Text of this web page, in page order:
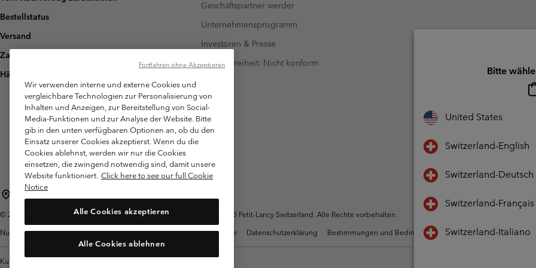
Bestellstatus
Versand
Zahlung
Häufig gestellte Fragen
Geschäftspartner werder
Unternehmensprogramm
Investoren & Presse
Barrierefreiheit: Nicht konform
Schweiz (Deutsch)
© 2026
Columbia Sportswear Company. Avenue des Morgines, 12 1213 Petit-Lancy Switzerland. Alle Rechte vorbehalten.
Nutzungsbedingungen
Allgemeine Verkaufsbedingungen Garantie Datenschutzerklärung Bestimmungen und Bedingungen des Mitglieder Programms
Kundenservice: Mo- Fr. 9:00 - 13:00 & 14:00- 18:00 Uhr
Wir verwenden interne und externe Cookies und
vergleichbare Technologien zur Personalisierung von
Inhalten und Anzeigen, zur Bereitstellung von Social-
Media-Funktionen und zur Analyse der Website. Bitte
gib in den unten verfügbaren Optionen an, ob du den
Einsatz unserer Cookies akzeptierst. Wenn du die
Cookies ablehnst, werden wir nur die Cookies
einsetzen, die zwingend notwendig sind, damit unsere
Website funktioniert. Click here to see our full Cookie
Notice
Alle Cookies akzeptieren
Alle Cookies ablehnen
Fortfahren ohne Akzeptieren
Bitte
United States
Switzerland-English
Switzerland-Deutsch
Switzerland-Français
Switzerland-Italiano